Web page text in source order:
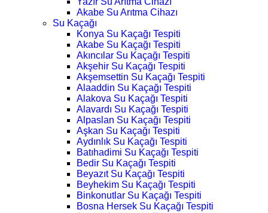
Akabe Su Arıtma Cihazı
Su Kaçağı
Konya Su Kaçağı Tespiti
Akabe Su Kaçağı Tespiti
Akıncılar Su Kaçağı Tespiti
Akşehir Su Kaçağı Tespiti
Akşemsettin Su Kaçağı Tespiti
Alaaddin Su Kaçağı Tespiti
Alakova Su Kaçağı Tespiti
Alavardı Su Kaçağı Tespiti
Alpaslan Su Kaçağı Tespiti
Aşkan Su Kaçağı Tespiti
Aydınlık Su Kaçağı Tespiti
Batıhadimi Su Kaçağı Tespiti
Bedir Su Kaçağı Tespiti
Beyazıt Su Kaçağı Tespiti
Beyhekim Su Kaçağı Tespiti
Binkonutlar Su Kaçağı Tespiti
Bosna Hersek Su Kaçağı Tespiti